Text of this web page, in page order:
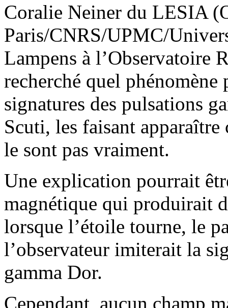
Coralie Neiner du LESIA
Paris/CNRS/UPMC/
Lampens à l’Observatoire
recherché quel
signatures des pulsations
Scuti, les faisant
le sont pas vraiment.
Une explication pourrait
magnétique qui produirait
lorsque l’étoile tourne, le
l’observateur imiterait la
gamma Dor.
Cependant, aucun champ